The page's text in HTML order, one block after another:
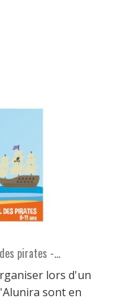
pirates -...
lors d'un
sont en